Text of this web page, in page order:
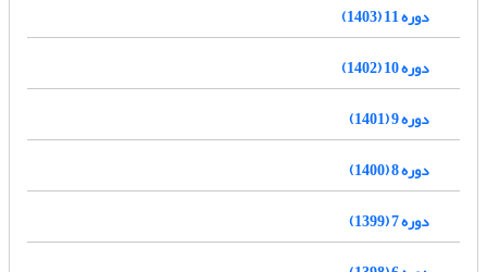
دوره 11 (1403)
دوره 10 (1402)
دوره 9 (1401)
دوره 8 (1400)
دوره 7 (1399)